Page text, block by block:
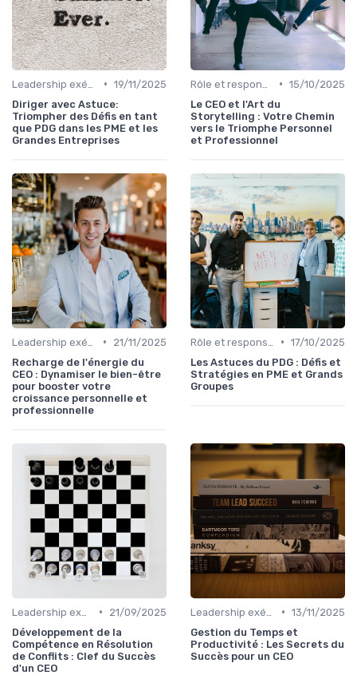
• 19/11/2025
Diriger avec Astuce:
Triompher des Défis en tant
que PDG dans les PME et les
Grandes Entreprises
• 15/10/2025
Le CEO et l'Art du
Storytelling : Votre Chemin
vers le Triomphe Personnel
et Professionnel
•
21/11/2025
Recharge de l'énergie du
CEO : Dynamiser le bien-être
pour booster votre
croissance personnelle et
professionnelle
• 17/10/2025
Les Astuces du PDG : Défis et
Stratégies en PME et Grands
Groupes
•
21/09/2025
Développement de la
Compétence en Résolution
de Conflits : Clef du Succès
d'un CEO
• 13/11/2025
Gestion du Temps et
Productivité : Les Secrets du
Succès pour un CEO